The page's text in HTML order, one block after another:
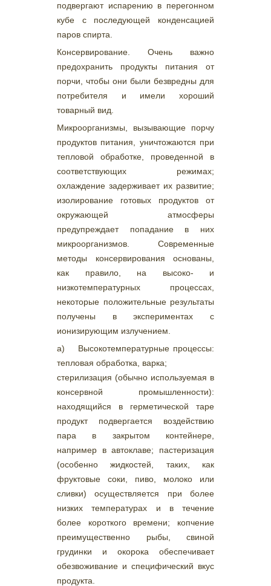
подвергают испарению в перегонном
кубе с последующей конденсацией
паров спирта.
Консервирование. Очень важно
предохранить продукты питания от
порчи, чтобы они были безвредны для
потребителя и имели хороший
товарный вид.
Микроорганизмы, вызывающие порчу
продуктов питания, уничтожаются при
тепловой обработке, проведенной в
соответствующих режимах;
охлаждение задерживает их развитие;
изолирование готовых продуктов от
окружающей атмосферы
предупреждает попадание в них
микроорганизмов. Современные
методы консервирования основаны,
как правило, на высоко- и
низкотемпературных процессах,
некоторые положительные результаты
получены в экспериментах с
ионизирующим излучением.
а) Высокотемпературные процессы:
тепловая обработка, варка;
стерилизация (обычно используемая в
консервной промышленности):
находящийся в герметической таре
продукт подвергается воздействию
пара в закрытом контейнере,
например в автоклаве; пастеризация
(особенно жидкостей, таких, как
фруктовые соки, пиво, молоко или
сливки) осуществляется при более
низких температурах и в течение
более короткого времени; копчение
преимущественно рыбы, свиной
грудинки и окорока обеспечивает
обезвоживание и специфический вкус
продукта.